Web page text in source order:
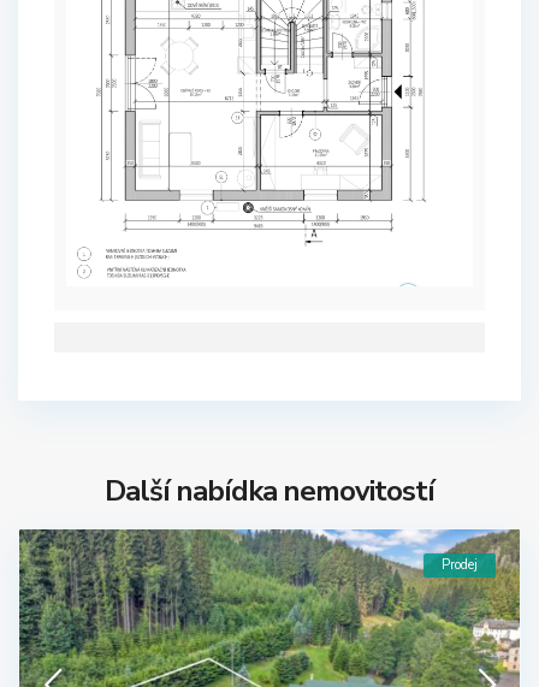
Další nabídka nemovitostí
Prodej